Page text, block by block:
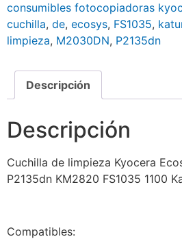
consumibles fotocopiadoras
cuchilla, de, ecosys, FS1035,
limpieza, M2030DN, P2135dn
Descripción
Descripción
Cuchilla de limpieza Kyocera
P2135dn KM2820 FS1035 1100
Compatibles: